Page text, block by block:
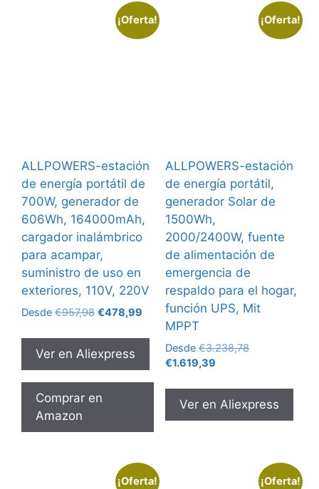
¡Oferta!
ALLPOWERS-estación
de energía portátil de
700W, generador de
606Wh, 164000mAh,
cargador inalámbrico
para acampar,
suministro de uso en
exteriores, 110V, 220V
Desde €957,98 El
original
era:
€957,98.
€478,99
precio
actual
€478,99.
Ver en Aliexpress
Comprar en
Amazon
¡Oferta!
ALLPOWERS-estación
de energía portátil,
generador Solar de
1500Wh,
2000/2400W, fuente
de alimentación de
emergencia de
respaldo para el hogar,
función UPS, Mit
MPPT
Desde€3.238,78El
era:
€3.238,78.
€1.619,39El
actual
es:
€1.619,39.
Ver en Aliexpress
¡Oferta! ¡Oferta!